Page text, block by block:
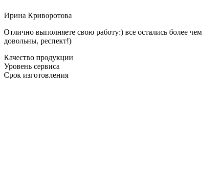
Ирина Криворотова
Отлично выполняете свою работу:) все остались более чем
довольны, респект!)
Качество продукции
Уровень сервиса
Срок изготовления